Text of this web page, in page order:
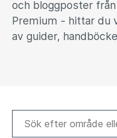
och bloggposter
Premium - hittar du
av guider,